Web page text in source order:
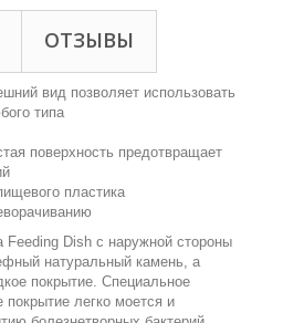
ОТЗЫВЫ
вид позволяет использовать
типа
поверхность предотвращает
пластика
Feeding Dish с наружной стороны
натуральный камень, а
покрытие. Специальное
покрытие легко моется и